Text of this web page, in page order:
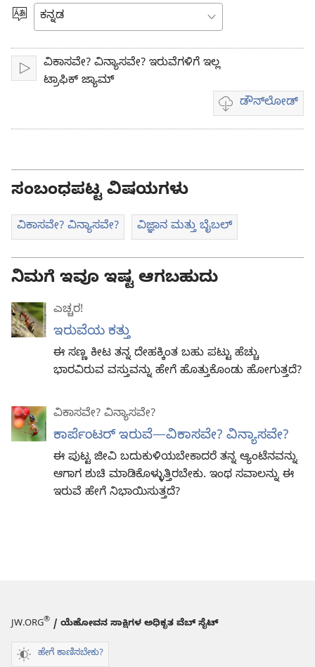
video
ಭಾಷೆಯನ್ನು
ಆರಿಸಿ
ಪ್ಲೇ
ವಿಕಾಸವೇ? ವಿನ್ಯಾಸವೇ? ಇರುವೆಗಳಿಗೆ ಇಲ್ಲ
ಟ್ರಾಫಿಕ್ ಜ್ಯಾಮ್
ಡೌನ್‌ಲೋಡ್‌
ವಿಡಿಯೋ
ಡೌನ್‌ಲೋಡ್
ಸಂಬಂಧಪಟ್ಟ ವಿಷಯಗಳು
ವಿಕಾಸವೇ? ವಿನ್ಯಾಸವೇ? ವಿಜ್ಞಾನ ಮತ್ತು ಬೈಬಲ್‌
ನಿಮಗೆ ಇವೂ ಇಷ್ಟ ಆಗಬಹುದು
ಎಚ್ಚರ!
ಇರುವೆಯ ಕತ್ತು
ಈ ಸಣ್ಣ ಕೀಟ ತನ್ನ ದೇಹಕ್ಕಿಂತ ಬಹು ಪಟ್ಟು ಹೆಚ್ಚು
ಭಾರವಿರುವ ವಸ್ತುವನ್ನು ಹೇಗೆ ಹೊತ್ತುಕೊಂಡು ಹೋಗುತ್ತದೆ?
ವಿಕಾಸವೇ? ವಿನ್ಯಾಸವೇ?
ಕಾರ್ಪೆಂಟರ್‌ ಇರುವೆ—ವಿಕಾಸವೇ? ವಿನ್ಯಾಸವೇ?
ಈ ಪುಟ್ಟ ಜೀವಿ ಬದುಕುಳಿಯಬೇಕಾದರೆ ತನ್ನ ಆ್ಯಂಟೆನವನ್ನು
ಆಗಾಗ ಶುಚಿ ಮಾಡಿಕೊಳ್ಳುತ್ತಿರಬೇಕು. ಇಂಥ ಸವಾಲನ್ನು ಈ
ಇರುವೆ ಹೇಗೆ ನಿಭಾಯಿಸುತ್ತದೆ?
JW.ORG® / ಯೆಹೋವನ ಸಾಕ್ಷಿಗಳ ಅಧಿಕೃತ ವೆಬ್ ಸೈಟ್
ಹೇಗೆ ಕಾಣಿಸಬೇಕು?